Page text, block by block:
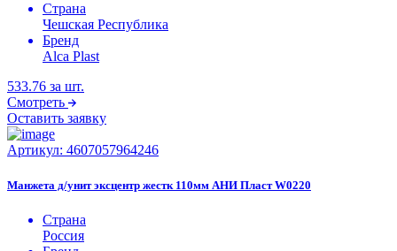
Страна
Чешская Республика
Бренд
Alca Plast
533.76 за шт.
Смотреть
Оставить заявку
Артикул: 4607057964246
Манжета д/унит эксцентр жестк 110мм АНИ Пласт W0220
Страна
Россия